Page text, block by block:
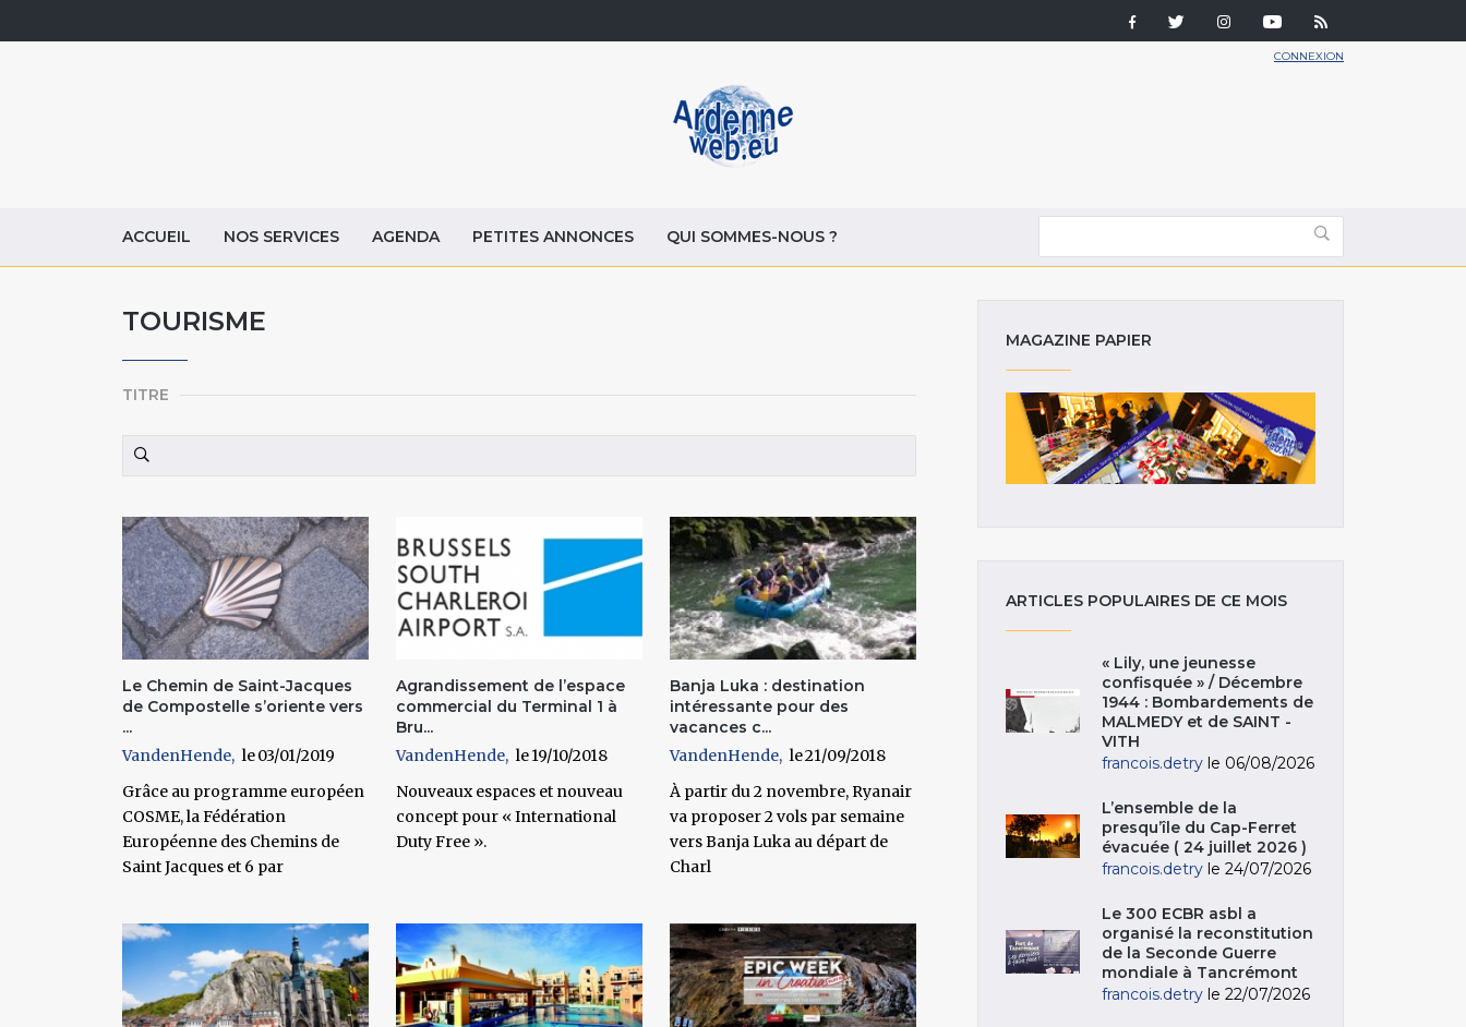
CONNEXION
ACCUEIL NOS SERVICES AGENDA PETITES ANNONCES QUI SOMMES-NOUS ?
TOURISME
TITRE
Le Chemin de Saint-Jacques
de Compostelle s’oriente vers
...
VandenHende
03/01/2019
Grâce au programme européen
COSME, la Fédération
Européenne des Chemins de
Saint Jacques et 6 par
Agrandissement de l’espace
commercial du Terminal 1 à
Bru...
VandenHende
19/10/2018
Nouveaux espaces et nouveau
concept pour « International
Duty Free ».
Banja Luka : destination
intéressante pour des
vacances c...
VandenHende
21/09/2018
À partir du 2 novembre, Ryanair
va proposer 2 vols par semaine
vers Banja Luka au départ de
Charl
Pages
MAGAZINE PAPIER
ARTICLES POPULAIRES DE CE MOIS
« Lily, une jeunesse
confisquée » / Décembre
1944 : Bombardements de
MALMEDY et de SAINT -
VITH
francois.detry le 06/08/2026
L’ensemble de la
presqu’île du Cap-Ferret
évacuée ( 24 juillet 2026 )
francois.detry le 24/07/2026
Le 300 ECBR asbl a
organisé la reconstitution
de la Seconde Guerre
mondiale à Tancrémont
francois.detry le 22/07/2026